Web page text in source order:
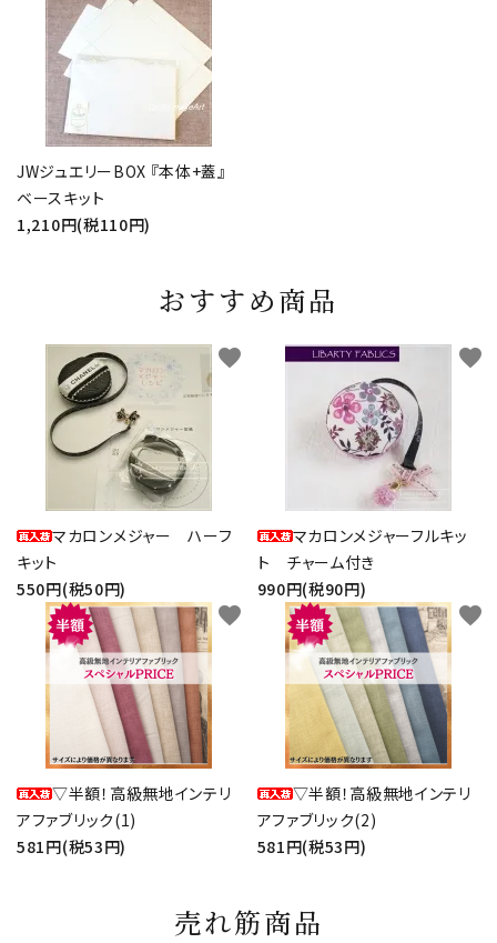
JWジュエリーBOX 『本体+蓋』
ベースキット
1,210円(税110円)
おすすめ商品
マカロンメジャー ハーフ
キット
550円(税50円)
favorite
マカロンメジャーフルキッ
ト チャーム付き
990円(税90円)
favorite
▽半額！高級無地インテリ
アファブリック(1)
581円(税53円)
favorite
▽半額！高級無地インテリ
アファブリック(2)
581円(税53円)
favorite
売れ筋商品